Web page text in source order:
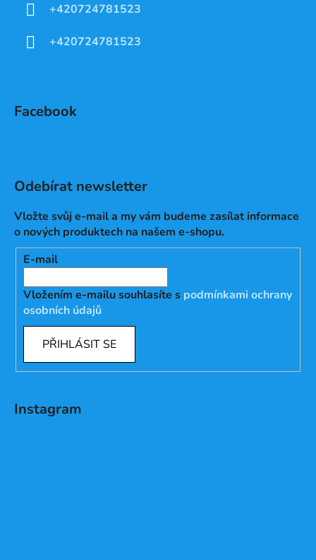
+420724781523
+420724781523
Facebook
Odebírat newsletter
Vložte svůj e-mail a my vám budeme zasílat informace
o nových produktech na našem e-shopu.
E-mail
Vložením e-mailu souhlasíte s podmínkami ochrany
osobních údajů
PŘIHLÁSIT SE
Instagram